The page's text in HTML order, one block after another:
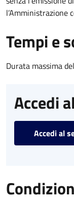
l’Amministrazione
Tempi e
Durata massima
Accedi
Accedi al